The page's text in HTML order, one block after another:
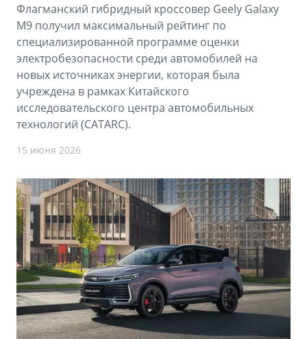
Флагманский гибридный кроссовер Geely Galaxy
M9 получил максимальный рейтинг по
специализированной программе оценки
электробезопасности среди автомобилей на
новых источниках энергии, которая была
учреждена в рамках Китайского
исследовательского центра автомобильных
технологий (CATARC).
15 июня 2026